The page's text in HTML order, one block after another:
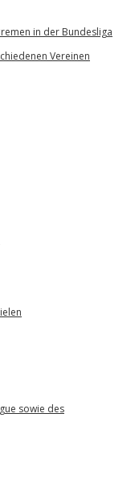
in der Bundesliga
Vereinen
sowie des